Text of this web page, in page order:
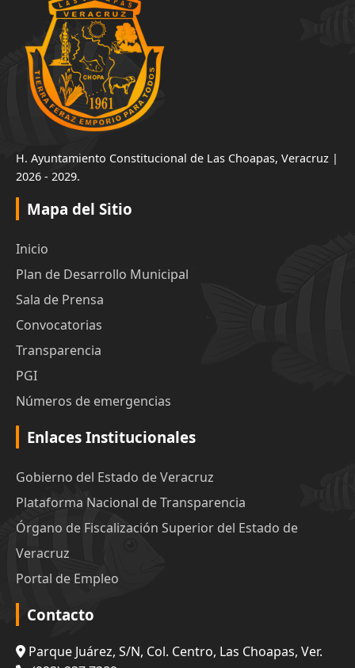
H. Ayuntamiento Constitucional de Las Choapas, Veracruz |
2026 - 2029.
Mapa del Sitio
Inicio
Plan de Desarrollo Municipal
Sala de Prensa
Convocatorias
Transparencia
PGI
Números de emergencias
Enlaces Institucionales
Gobierno del Estado de Veracruz
Plataforma Nacional de Transparencia
Órgano de Fiscalización Superior del Estado de
Veracruz
Portal de Empleo
Contacto
Parque Juárez, S/N, Col. Centro, Las Choapas, Ver.